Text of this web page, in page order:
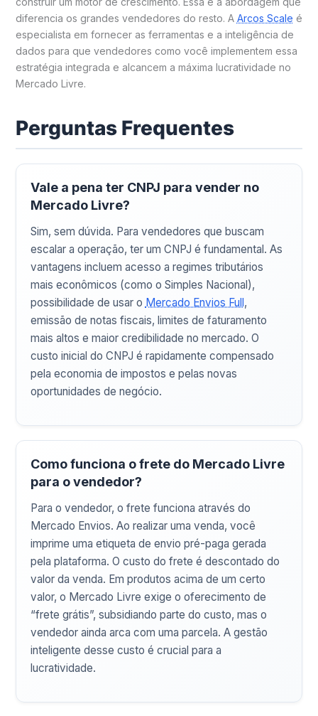
diferencia os grandes vendedores do resto. A Arcos Scale é
especialista em fornecer as ferramentas e a inteligência de
dados para que vendedores como você implementem essa
estratégia integrada e alcancem a máxima lucratividade no
Mercado Livre.
Perguntas Frequentes
Vale a pena ter CNPJ para vender no
Mercado Livre?
Sim, sem dúvida. Para vendedores que buscam
escalar a operação, ter um CNPJ é fundamental. As
vantagens incluem acesso a regimes tributários
mais econômicos (como o Simples Nacional),
possibilidade de usar o Mercado Envios Full,
emissão de notas fiscais, limites de faturamento
mais altos e maior credibilidade no mercado. O
custo inicial do CNPJ é rapidamente compensado
pela economia de impostos e pelas novas
oportunidades de negócio.
Como funciona o frete do Mercado Livre
para o vendedor?
Para o vendedor, o frete funciona através do
Mercado Envios. Ao realizar uma venda, você
imprime uma etiqueta de envio pré-paga gerada
pela plataforma. O custo do frete é descontado do
valor da venda. Em produtos acima de um certo
valor, o Mercado Livre exige o oferecimento de
“frete grátis”, subsidiando parte do custo, mas o
vendedor ainda arca com uma parcela. A gestão
inteligente desse custo é crucial para a
lucratividade.